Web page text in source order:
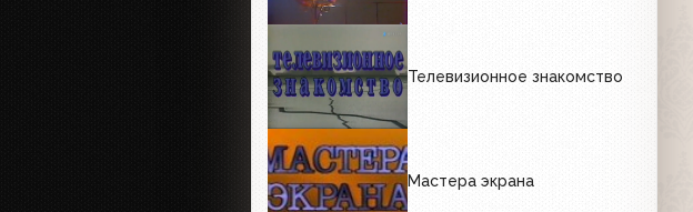
Телевизионное знакомство
Мастера экрана